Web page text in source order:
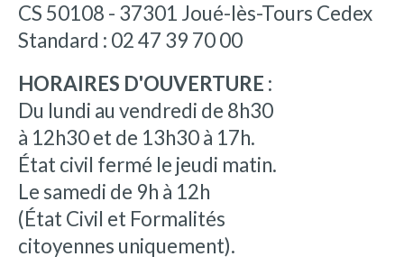
CS 50108 - 37301 Joué-lès-Tours Cedex
Standard : 02 47 39 70 00
HORAIRES D'OUVERTURE :
Du lundi au vendredi de 8h30
à 12h30 et de 13h30 à 17h.
État civil fermé le jeudi matin.
Le samedi de 9h à 12h
(État Civil et Formalités
citoyennes uniquement).